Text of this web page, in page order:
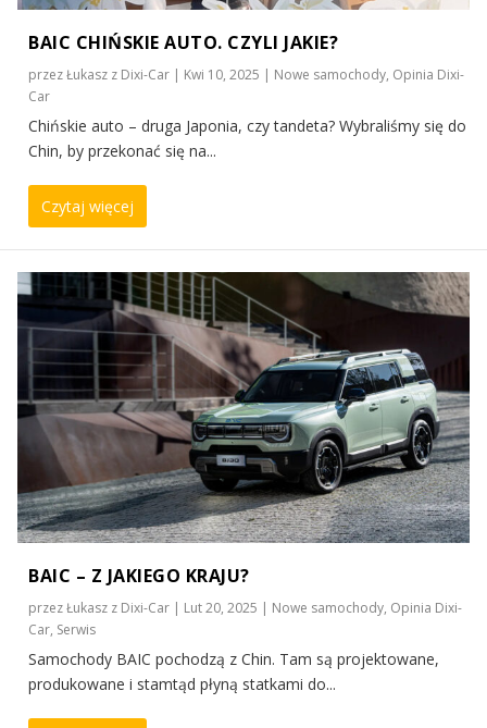
BAIC CHIŃSKIE AUTO. CZYLI JAKIE?
przezŁukasz z Dixi-Car | Kwi 10, 2025 | Nowe samochody, Opinia Dixi-
Car
Chińskie auto – druga Japonia, czy tandeta? Wybraliśmy się do
Chin, by przekonać się na...
Czytaj więcej
BAIC – Z JAKIEGO KRAJU?
przezŁukasz z Dixi-Car | Lut 20, 2025 | Nowe samochody, Opinia Dixi-
Car, Serwis
Samochody BAIC pochodzą z Chin. Tam są projektowane,
produkowane i stamtąd płyną statkami do...